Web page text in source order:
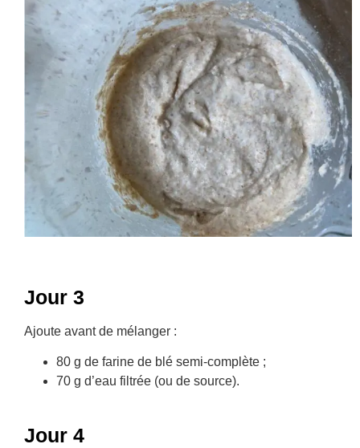
Jour 3
Ajoute avant de mélanger :
80 g de farine de blé semi-complète ;
70 g d’eau filtrée (ou de source).
Jour 4